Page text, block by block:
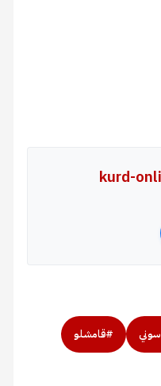
kurd-
#قامشلو